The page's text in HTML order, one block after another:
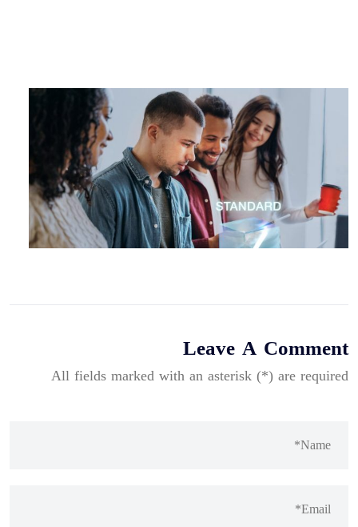
Leave A Comment
All fields marked with an asterisk (*) are required